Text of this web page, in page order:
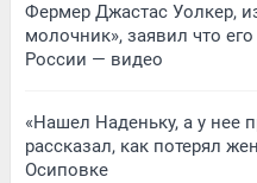
Фермер Джастас Уолкер,
молочник», заявил что
России — видео
«Нашел Наденьку, а у нее
рассказал, как потерял
Осиповке